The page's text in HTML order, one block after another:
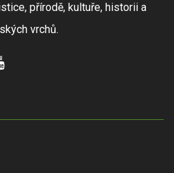
přírodě, kultuře, historii a
vrchů.